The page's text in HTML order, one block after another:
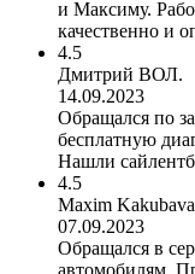
и Максиму.
качественно и
4.5
Дмитрий ВОЛ.
14.09.2023
Обращался по
бесплатную
Нашли
4.5
Maxim Kakubava
07.09.2023
Обращался в
автомобилям.